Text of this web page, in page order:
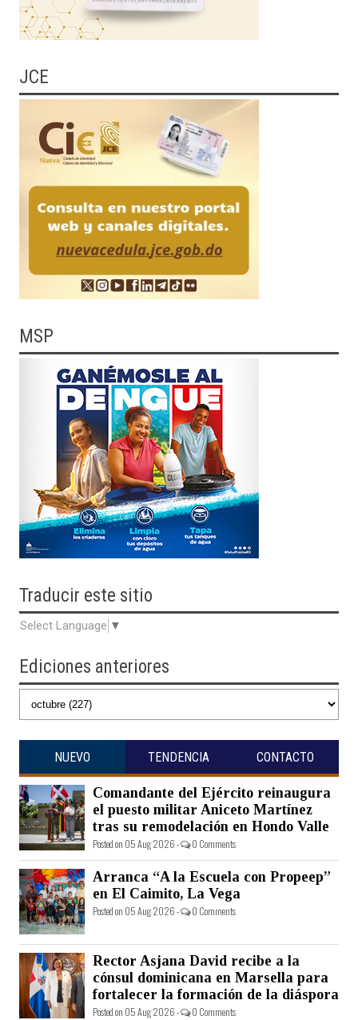
JCE
MSP
Traducir este sitio
Select Language ▼
Ediciones anteriores
NUEVO TENDENCIA CONTACTO
Comandante del Ejército reinaugura
el puesto militar Aniceto Martínez
tras su remodelación en Hondo Valle
Posted on 05 Aug 2026 - 0 Comments
Arranca “A la Escuela con Propeep”
en El Caimito, La Vega
Posted on 05 Aug 2026 - 0 Comments
Rector Asjana David recibe a la
cónsul dominicana en Marsella para
fortalecer la formación de la diáspora
Posted on 05 Aug 2026 - 0 Comments